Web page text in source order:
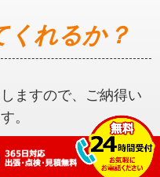
くれるか？
ますので、ご納得い
。
西条町森近